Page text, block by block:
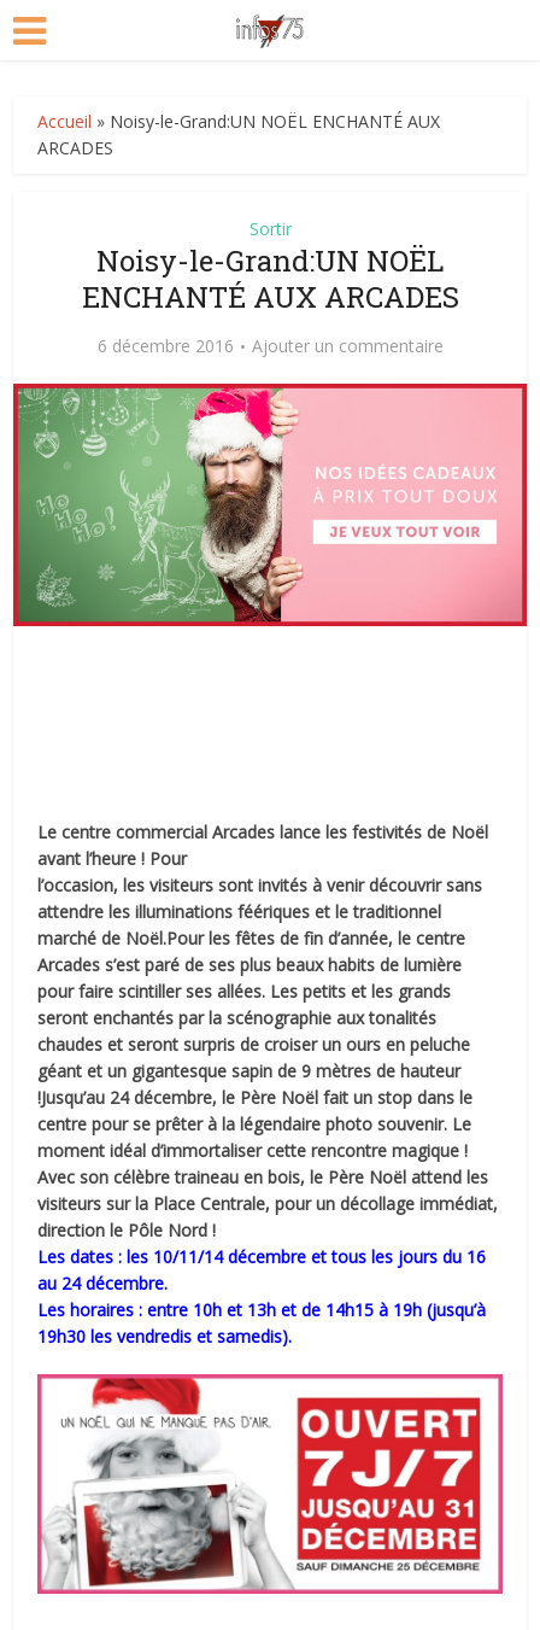
Accueil » Noisy-le-Grand:UN NOËL ENCHANTÉ AUX
ARCADES
Sortir
Noisy-le-Grand:UN NOËL
ENCHANTÉ AUX ARCADES
6 décembre 2016 Ajouter un commentaire
Le centre commercial Arcades lance les festivités de Noël
avant l’heure ! Pour
l’occasion, les visiteurs sont invités à venir découvrir sans
attendre les illuminations féériques et le traditionnel
marché de Noël.Pour les fêtes de fin d’année, le centre
Arcades s’est paré de ses plus beaux habits de lumière
pour faire scintiller ses allées. Les petits et les grands
seront enchantés par la scénographie aux tonalités
chaudes etseront surpris de croiser un ours en peluche
géant et un gigantesque sapin de 9 mètres de hauteur
!Jusqu’au 24 décembre, le Père Noël fait un stop dans le
centre pour se prêter à la légendaire photo souvenir. Le
moment idéal d’immortaliser cette rencontre magique !
Avec son célèbre traineau en bois, le Père Noël attend les
visiteurs sur la Place Centrale, pour un décollage immédiat,
direction le Pôle Nord !
Les dates : les 10/11/14 décembre et tous les jours du 16
au 24 décembre.
Les horaires : entre 10h et 13h et de 14h15 à 19h (jusqu’à
19h30 les vendredis et samedis).